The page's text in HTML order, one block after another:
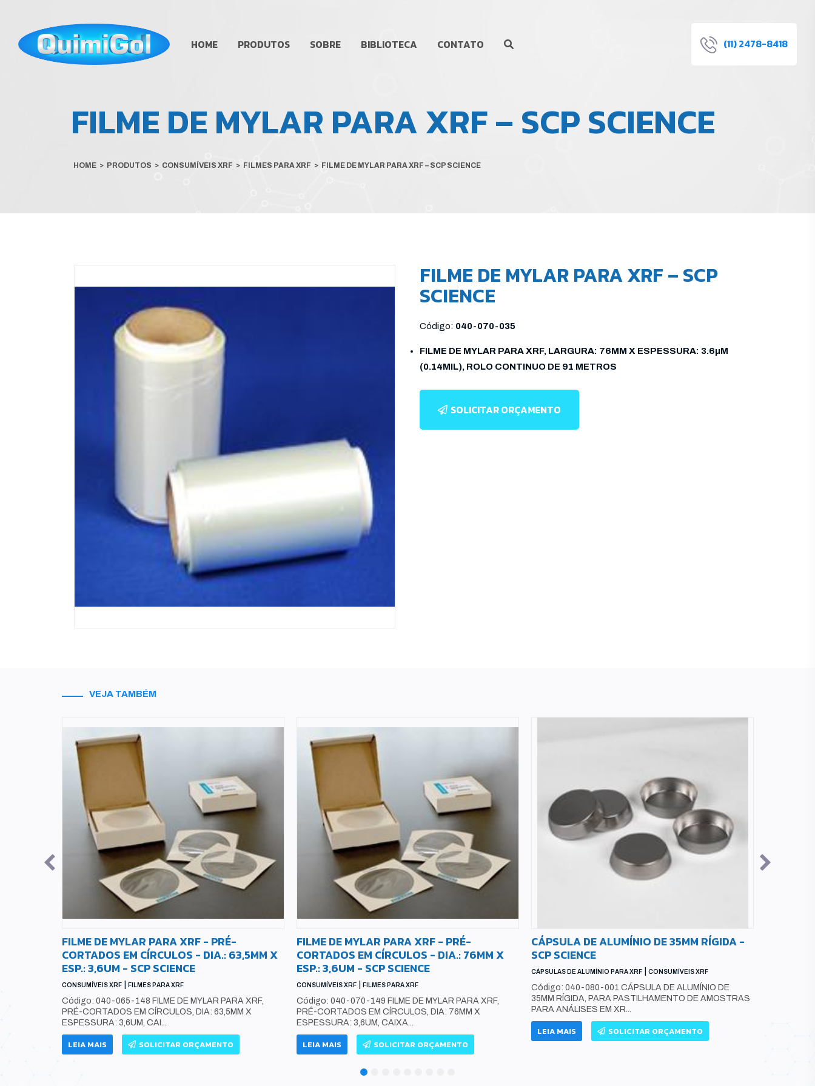
HOME PRODUTOS SOBRE BIBLIOTECA CONTATO (11) 2478-8418
FILME DE MYLAR PARA XRF – SCP SCIENCE
HOME > PRODUTOS > CONSUMÍVEIS XRF > FILMES PARA XRF > FILME DE MYLAR PARA XRF – SCP SCIENCE
FILME DE MYLAR PARA XRF – SCP
SCIENCE
Código: 040-070-035
FILME DE MYLAR PARA XRF, LARGURA: 76MM X ESPESSURA: 3.6µM
(0.14MIL), ROLO CONTINUO DE 91 METROS
SOLICITAR ORÇAMENTO
VEJA TAMBÉM
FILME DE MYLAR PARA XRF - PRÉ-
CORTADOS EM CÍRCULOS - DIA.: 63,5MM X
ESP.: 3,6UM - SCP SCIENCE
CONSUMÍVEIS XRF FILMES PARA XRF
Código: 040-065-148 FILME DE MYLAR PARA XRF,
PRÉ-CORTADOS EM CÍRCULOS, DIA: 63,5MM X
ESPESSURA: 3,6UM, CAI...
LEIA MAIS SOLICITAR ORÇAMENTO
FILME DE MYLAR PARA XRF - PRÉ-
CORTADOS EM CÍRCULOS - DIA.: 76MM X
ESP.: 3,6UM - SCP SCIENCE
CONSUMÍVEIS XRF FILMES PARA XRF
Código: 040-070-149 FILME DE MYLAR PARA XRF,
PRÉ-CORTADOS EM CÍRCULOS, DIA: 76MM X
ESPESSURA: 3,6UM, CAIXA...
LEIA MAIS SOLICITAR ORÇAMENTO
CÁPSULA DE ALUMÍNIO DE 35MM RÍGIDA -
SCP SCIENCE
CÁPSULAS DE ALUMÍNIO PARA XRF CONSUMÍVEIS XRF
Código: 040-080-001 CÁPSULA DE ALUMÍNIO DE
35MM RÍGIDA, PARA PASTILHAMENTO DE AMOSTRAS
PARA ANÁLISES EM XR...
LEIA MAIS SOLICITAR ORÇAMENTO
4